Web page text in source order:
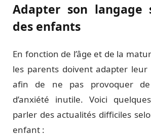
Adapter son langage
des enfants
En fonction de l’âge et de la
les parents doivent adapter leur
afin de ne pas provoquer
d’anxiété inutile. Voici
parler des actualités difficiles
enfant :